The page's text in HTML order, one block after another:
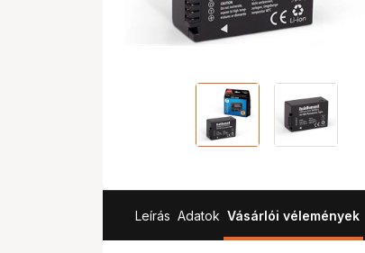
Leírás Adatok Vásárlói vélemények